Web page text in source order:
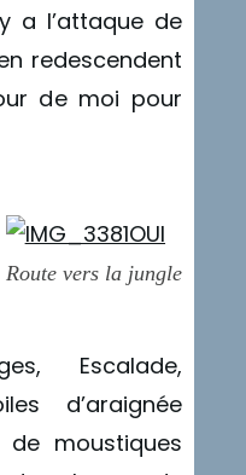
a l’attaque de
redescendent
de moi pour
Route vers la jungle
Escalade,
d’araignée
moustiques